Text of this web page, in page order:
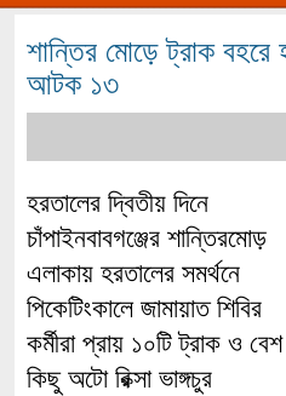
শান্তির মোড়ে ট্রাক
আটক ১৩
হরতালের দ্বিতীয় দিনে
চাঁপাইনবাবগঞ্জের শান্তিরমোড়
এলাকায় হরতালের সমর্থনে
পিকেটিংকালে জামায়াত শিবির
কর্মীরা প্রায় ১০টি ট্রাক ও বেশ
কিছু অটো রিক্সা ভাঙ্গচুর